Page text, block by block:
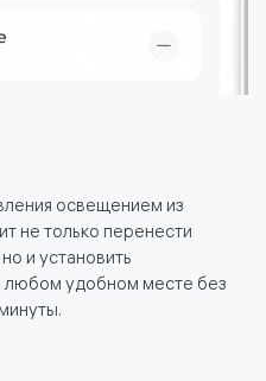
освещением из
не только перенести
и установить
любом удобном месте без